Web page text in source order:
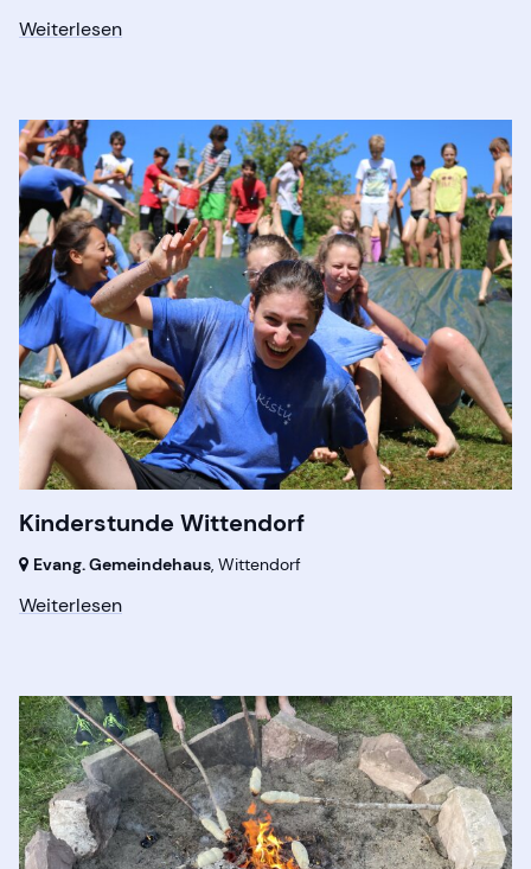
Weiterlesen
Kinderstunde Wittendorf
Evang. Gemeindehaus, Wittendorf
Weiterlesen